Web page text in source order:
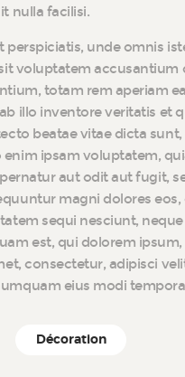
nulla facilisi.
perspiciatis, unde omnis
voluptatem accusantium
totam rem aperiam
illo inventore veritatis et
beatae vitae dicta sunt,
enim ipsam voluptatem,
aut odit aut fugit,
magni dolores eos,
sequi nesciunt,
est, qui dolorem
consectetur, adipisci
eius modi
Décoration